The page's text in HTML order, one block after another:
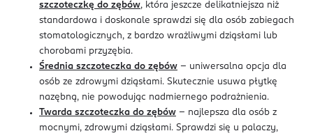
szczoteczkę do zębów, która jeszcze delikatniejsza niż
standardowa i doskonale sprawdzi się dla osób zabiegach
stomatologicznych, z bardzo wrażliwymi dziąsłami lub
chorobami przyzębia.
Średnia szczoteczka do zębów – uniwersalna opcja dla
osób ze zdrowymi dziąsłami. Skutecznie usuwa płytkę
nazębną, nie powodując nadmiernego podrażnienia.
Twarda szczoteczka do zębów – najlepsza dla osób z
mocnymi, zdrowymi dziąsłami. Sprawdzi się u palaczy,